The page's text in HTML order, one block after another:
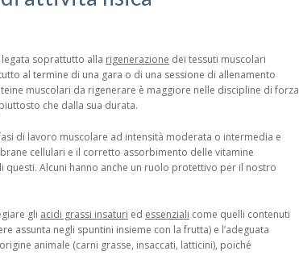
soprattutto alla rigenerazione dei tessuti muscolari
al termine di una gara o di una sessione di allenamento
muscolari da rigenerare è maggiore nelle discipline di forza
che dalla sua durata.
di lavoro muscolare ad intensità moderata o intermedia e
cellulari e il corretto assorbimento delle vitamine
questi. Alcuni hanno anche un ruolo protettivo per il nostro
gli acidi grassi insaturi ed essenziali come quelli contenuti
assunta negli spuntini insieme con la frutta) e l’adeguata
animale (carni grasse, insaccati, latticini), poiché